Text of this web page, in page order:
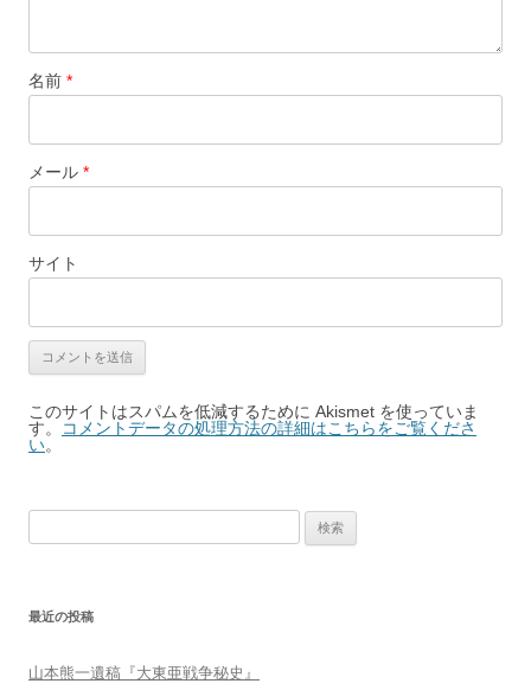
名前 *
メール *
サイト
このサイトはスパムを低減するために Akismet を使っていま
す。
コメントデータの処理方法の詳細はこちらをご覧くださ
い。
索:
最近の投稿
山本熊一遺稿『大東亜戦争秘史』